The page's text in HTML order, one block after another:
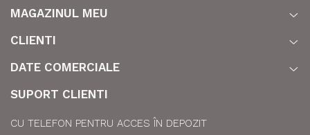
MAGAZINUL MEU
CLIENTI
DATE COMERCIALE
SUPORT CLIENTI
CU TELEFON PENTRU ACCES ÎN DEPOZIT